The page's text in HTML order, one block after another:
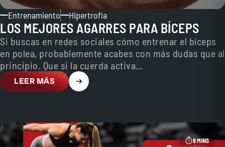
Entrenamiento Hipertrofia
LOS MEJORES AGARRES PARA BÍCEPS
Si buscas en redes sociales cómo entrenar el bíceps
en polea, probablemente acabes con más dudas que al
principio. Que si la cuerda activa…
LEER MÁS
9 MINS